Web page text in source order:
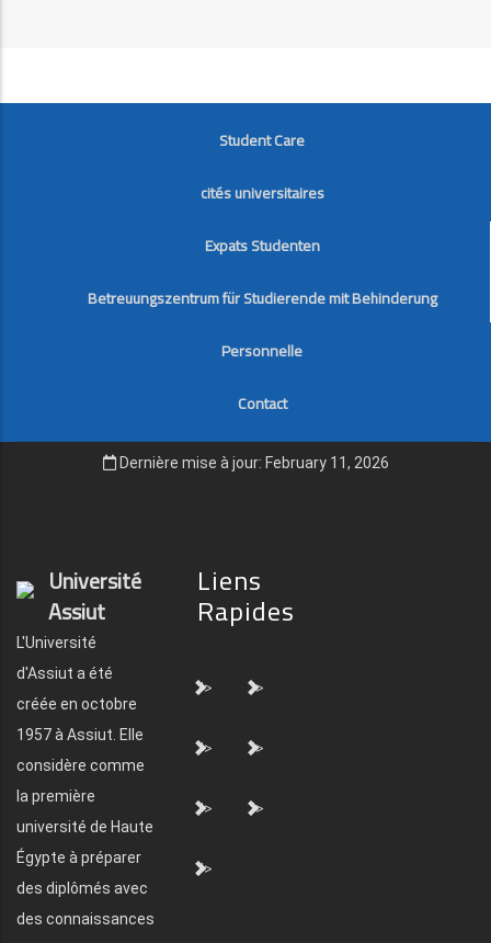
FOOTER
Student Care
cités universitaires
Expats Studenten
Betreuungszentrum für Studierende mit Behinderung
Personnelle
Contact
Dernière mise à jour: February 11, 2026
Université
Assiut
L'Université
d'Assiut a été
créée en octobre
1957 à Assiut. Elle
considère comme
la première
université de Haute
Égypte à préparer
des diplômés avec
des connaissances
Liens
Rapides
"> ">
"> ">
"> ">
">